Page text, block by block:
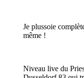
Je plussoie
même !
Niveau live du